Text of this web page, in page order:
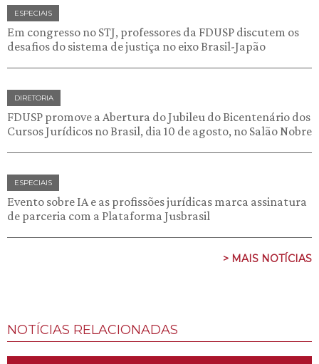
ESPECIAIS
Em congresso no STJ, professores da FDUSP discutem os
desafios do sistema de justiça no eixo Brasil-Japão
DIRETORIA
FDUSP promove a Abertura do Jubileu do Bicentenário dos
Cursos Jurídicos no Brasil, dia 10 de agosto, no Salão Nobre
ESPECIAIS
Evento sobre IA e as profissões jurídicas marca assinatura
de parceria com a Plataforma Jusbrasil
> MAIS NOTÍCIAS
NOTÍCIAS RELACIONADAS